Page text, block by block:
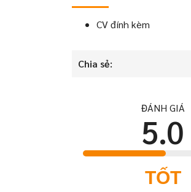
CV đính kèm
Chia sẻ:
ĐÁNH GIÁ
5.0
TỐT